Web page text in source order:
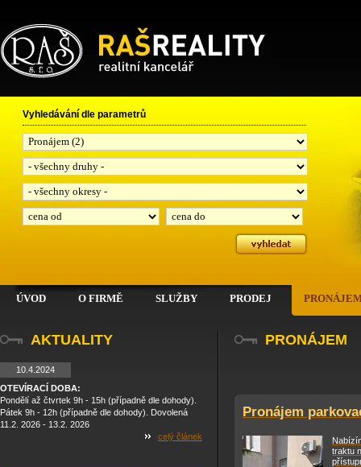
RAŠ, spol. s r.o.
Vyhledávání dle parametrů
ÚVOD O FIRMĚ SLUŽBY PRODEJ
AKTUALITY
10.4.2024
OTEVÍRACÍ DOBA:
Pondělí až čtvrtek 9h - 15h (případně dle dohody).
Pátek 9h - 12h (případně dle dohody). Dovolená
11.2. 2026 - 13.2. 2026
celý článek
PRONÁJEM
Pronájem
traktu